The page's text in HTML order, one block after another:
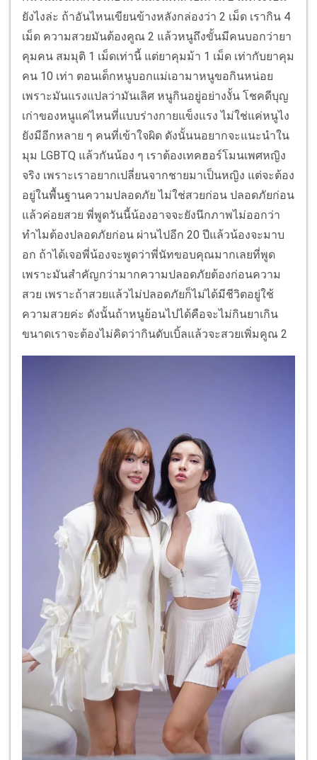
ยังไงล่ะ ถ้าอันไหนเขียนข้างหลังกล่องว่า 2 เม็ด เรากิน 4
เม็ด ความสวยมันต้องคูณ 2 แล้วหนูถึงขั้นมีคนบอกว่ายา
คุมคน สมมุติ 1 เม็ดเท่านี้ แต่ยาคุมม้า 1 เม็ด เท่ากับยาคุม
คน 10 เท่า ตอนเด็กหนูบอกแม่เอามาหนูขอกินหน่อย
เพราะมันแรงแปลว่ามันเลิศ หนูกินอยู่อย่างงั้น โชคดีบุญ
เก่าของหนูแค่ไหนที่แบบร่างกายแข็งแรง ไม่ใช่แค่หนูไง
ยังมีอีกหลาย ๆ คนที่เข้าใจผิด ดังนั้นนอยากจะแนะนำใน
มุม LGBTQ แล้วกันน้อง ๆ เราต้องเทคฮอร์โมนเพศหญิง
จริง เพราะเราอยากเปลี่ยนจากชายมาเป็นหญิง แต่จะต้อง
อยู่ในพื้นฐานความปลอดภัย ไม่ใช่สวยก่อน ปลอดภัยก่อน
แล้วค่อยสวย พี่พูดวันนี้น้องอาจจะยังนึกภาพไม่ออกว่า
ทำไมต้องปลอดภัยก่อน ผ่านไปอีก 20 ปีแล้วน้องจะมาบ
อก ถ้าได้เจอพี่น้องจะพูดว่าพี่นัทขอบคุณมากเลยที่พูด
เพราะมันสำคัญกว่ามากความปลอดภัยต้องก่อนความ
สวย เพราะถ้าสวยแล้วไม่ปลอดภัยก็ไม่ได้มีชีวิตอยู่ใช้
ความสวยค่ะ ดังนั้นถ้าหนูย้อนไปได้คือจะไม่กินยาเกิน
ขนาดเราจะต้องไม่คิดว่ากินดับเบิ้ลแล้วจะสวยเพิ่มคูณ 2